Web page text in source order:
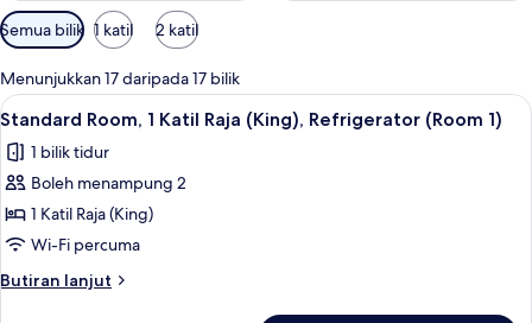
Penapis
yang
tersedia
untuk
bilik
Semua bilik 1 katil 2 katil
Menunjukkan 17 daripada 17 bilik
Lihat
semua
foto
untuk
Standard
Room,
1
Katil
Standard Room, 1 Katil Raja (King),
5
Standard Room, 1 Katil Raja (King), Refrigerator (Room 1)
1 bilik tidur
Boleh menampung 2
1 Katil Raja (King)
Wi-Fi percuma
Butiran lanjut
Butiran